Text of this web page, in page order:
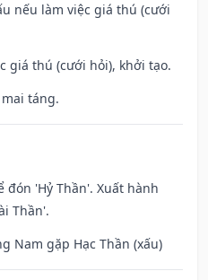
nếu làm việc giá thú (cưới
giá thú (cưới hỏi), khởi tạo.
mai táng.
đón 'Hỷ Thần'. Xuất hành
Thần'.
Nam gặp Hạc Thần (xấu)